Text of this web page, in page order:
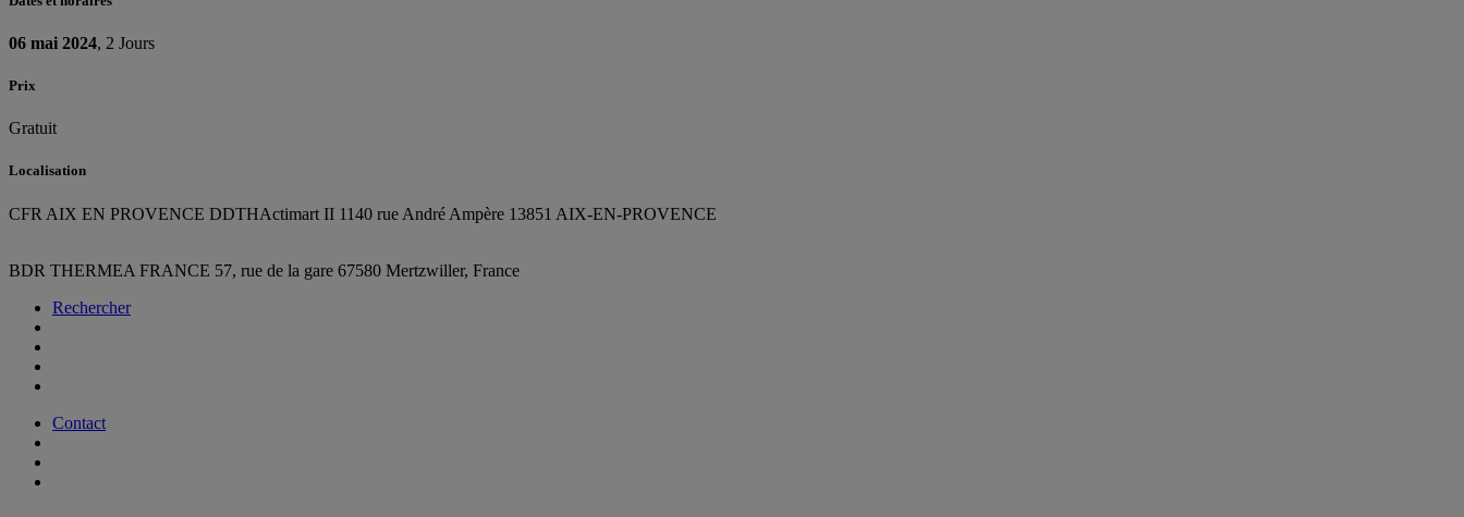
06 mai 2024, 2 Jours
Prix
Gratuit
Localisation
CFR AIX EN PROVENCE DDTHActimart II 1140 rue André Ampère 13851 AIX-EN-PROVENCE
BDR THERMEA FRANCE 57, rue de la gare 67580 Mertzwiller, France
Rechercher
Contact